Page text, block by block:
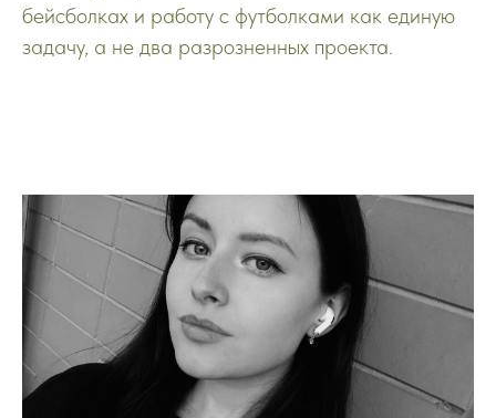
бейсболках и работу с футболками как единую
задачу, а не два разрозненных проекта.​